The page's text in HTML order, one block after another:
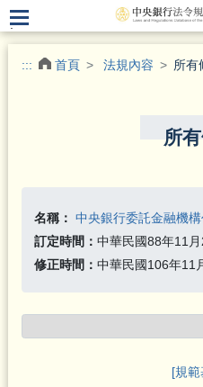
.
::: 首頁 法規內容 所有
所
名稱： 中央銀行委託金融機
訂定時間： 中華民國88年11月
修正時間： 中華民國106年11
[規範